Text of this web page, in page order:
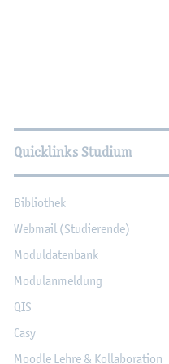
Quicklinks Studium
Bi­blio­thek
Web­mail (Stu­die­ren­de)
Mo­dul­da­ten­bank
Mo­du­l­an­mel­dung
QIS
Casy
Mood­le Lehre & Kol­la­bo­ra­ti­on